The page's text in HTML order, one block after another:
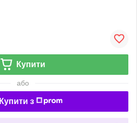
Купити
або
Купити з